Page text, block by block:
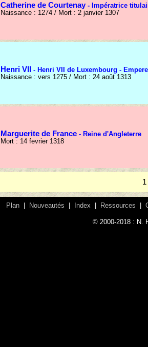
Catherine de Courtenay- Impératrice
Naissance : 1274 / Mort : 2 janvier 1307
Henri VII - Henri VII de Luxembourg -
Naissance : vers 1275 / Mort : 24 août 1313
Marguerite de France - Reine d'Angleterre
Mort : 14 fevrier 1318
Plan Nouveautés Index Ressources
© 2000-2018 : N.